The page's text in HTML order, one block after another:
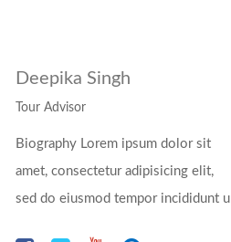
Deepika Singh
Tour Advisor
Biography Lorem ipsum dolor sit
amet, consectetur adipisicing elit,
sed do eiusmod tempor incididunt u